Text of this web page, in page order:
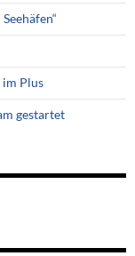
Plus
gestartet